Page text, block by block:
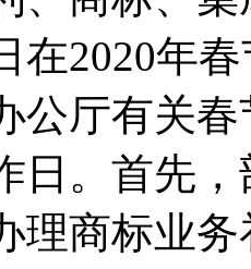
在2020年
公厅有关
日。首先
理商标业